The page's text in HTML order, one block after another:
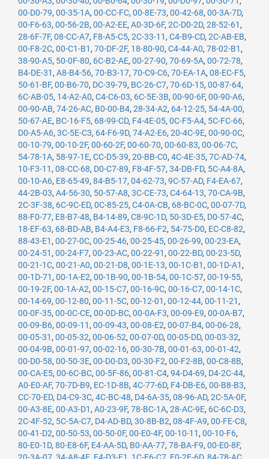
00-D0-79, 00-35-1A, 00-CC-FC, 00-8E-73, 00-42-68, 00-3A-7D,
00-F6-63, 00-56-2B, 00-A2-EE, A0-3D-6F, 2C-D0-2D, 28-52-61 ,
28-6F-7F, 08-CC-A7, F8-A5-C5, 2C-33-11 , C4-B9-CD, 2C-AB-EB,
00-F8-2C, 00-C1-B1 , 70-DF-2F, 18-80-90, C4-44-A0, 78-02-B1 ,
38-90-A5, 50-0F-80, 6C-B2-AE, 00-27-90, 70-69-5A, 00-72-78,
B4-DE-31 , A8-B4-56, 70-B3-17, 70-C9-C6, 70-EA-1A, 08-EC-F5,
50-61-BF, 00-B6-70, DC-39-79, BC-26-C7, 70-6D-15, 00-87-64,
6C-AB-05, 14-A2-A0, C4-C6-03, 6C-5E-3B, 00-90-6F, 00-90-A6,
00-90-AB, 74-26-AC, B0-00-B4, 28-34-A2, 64-12-25, 54-4A-00,
50-67-AE, BC-16-F5, 68-99-CD, F4-4E-05, 0C-F5-A4, 5C-FC-66,
D0-A5-A6, 3C-5E-C3, 64-F6-9D, 74-A2-E6, 20-4C-9E, 00-90-0C,
00-10-79, 00-10-2F, 00-60-2F, 00-60-70, 00-60-83, 00-06-7C,
54-78-1A, 58-97-1E, CC-D5-39, 20-BB-C0, 4C-4E-35, 7C-AD-74,
10-F3-11 , 08-CC-68, D0-C7-89, F8-4F-57, 34-DB-FD, 5C-A4-8A,
00-10-A6, E8-65-49, 84-B5-17, 04-62-73, 9C-57-AD, F4-EA-67,
44-2B-03, A4-56-30, 50-57-A8, 3C-CE-73, C4-64-13, 70-CA-9B,
2C-3F-38, 6C-9C-ED, 0C-85-25, C4-0A-CB, 68-BC-0C, 00-07-7D,
88-F0-77, E8-B7-48, B4-14-89, C8-9C-1D, 50-3D-E5, D0-57-4C,
18-EF-63, 68-BD-AB, B4-A4-E3, F8-66-F2, 54-75-D0, EC-C8-82,
88-43-E1 , 00-27-0C, 00-25-46, 00-25-45, 00-26-99, 00-23-EA,
00-24-51 , 00-24-F7, 00-23-AC, 00-22-91 , 00-22-BD, 00-23-5D,
00-21-1C, 00-21-A0, 00-21-D8, 00-1E-13, 00-1C-B1 , 00-1D-A1 ,
00-1D-71 , 00-1A-E2, 00-1B-90, 00-1B-54, 00-1C-57, 00-19-55,
00-19-2F, 00-1A-A2, 00-15-C7, 00-16-9C, 00-16-C7, 00-14-1C,
00-14-69, 00-12-80, 00-11-5C, 00-12-01 , 00-12-44, 00-11-21 ,
00-0F-35, 00-0C-CE, 00-0D-BC, 00-0A-F3, 00-09-E9, 00-0A-B7,
00-09-B6, 00-09-11 , 00-09-43, 00-08-E2, 00-07-B4, 00-06-28,
00-05-31 , 00-05-32, 00-06-52, 00-07-0D, 00-05-DD, 00-03-32,
00-04-9B, 00-01-97, 00-02-16, 00-30-7B, 00-01-63, 00-01-42,
00-D0-58, 00-50-3E, 00-D0-D3, 00-30-F2, 00-F2-8B, 00-C8-8B,
00-CA-E5, 00-6C-BC, 00-5F-86, 00-81-C4, 94-D4-69, D4-2C-44,
A0-E0-AF, 70-7D-B9, EC-1D-8B, 4C-77-6D, F4-DB-E6, 00-B8-B3,
CC-70-ED, D4-C9-3C, 4C-BC-48, D4-6A-35, 08-96-AD, 2C-5A-0F,
00-A3-8E, 00-A3-D1 , A0-23-9F, 78-BC-1A, 28-AC-9E, 6C-6C-D3,
2C-4F-52, 5C-5A-C7, D4-AD-BD, 30-8B-B2, 08-4F-A9, 00-FE-C8,
00-41-D2, 00-50-53, 00-50-0F, 00-E0-4F, 00-10-11 , 00-10-F6,
80-E0-1D, 80-E8-6F, E4-AA-5D, B0-AA-77, 78-BA-F9, 00-E0-8F,